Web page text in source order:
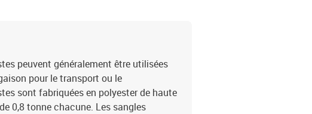
peuvent généralement être utilisées
pour le transport ou le
sont fabriquées en polyester de haute
0,8 tonne chacune. Les sangles